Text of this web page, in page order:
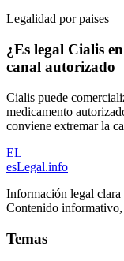
Legalidad por paises
¿Es legal Cialis
canal autorizado
Cialis puede
medicamento
conviene extremar la
EL
esLegal.info
Información legal clara
Contenido informativo,
Temas